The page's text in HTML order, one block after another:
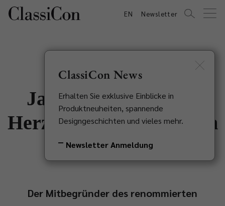
EN Newsletter
Jacques Herzog von
Herzog & de Meuron im
Interview
Der Mitbegründer des renommierten
ClassiCon News
Erhalten Sie exklusive Einblicke in
Produktneuheiten, spannende
Designgeschichten und vieles mehr.
Newsletter Anmeldung